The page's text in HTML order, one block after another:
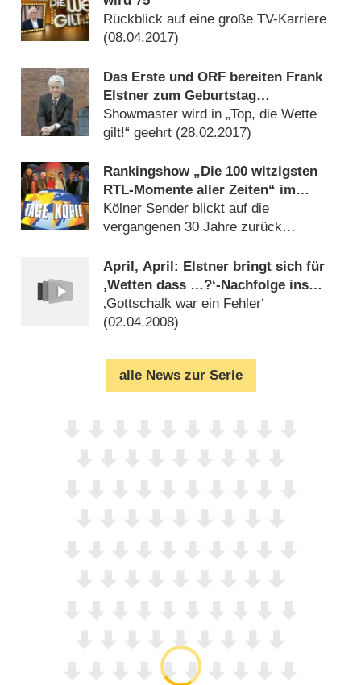
Rückblick auf eine große TV-Karriere
(08.04.2017)
Das Erste und ORF bereiten Frank
Elstner zum Geburtstag
„Überraschungsshow“
Showmaster wird in „Top, die Wette
gilt!“ geehrt (28.02.2017)
Rankingshow „Die 100 witzigsten
RTL-Momente aller Zeiten“ im
Oktober
Kölner Sender blickt auf die
vergangenen 30 Jahre zurück
April, April: Elstner bringt sich für
‚Wetten dass …?‘-Nachfolge ins
Gespräch
‚Gottschalk war ein Fehler‘
(02.04.2008)
alle News zur Serie